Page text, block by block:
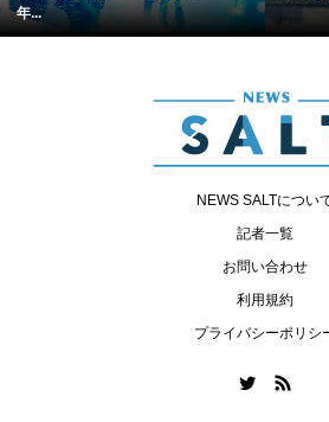
年...
NEWS SALTについ
記者一覧
お問い合わせ
利用規約
プライバシーポリシ